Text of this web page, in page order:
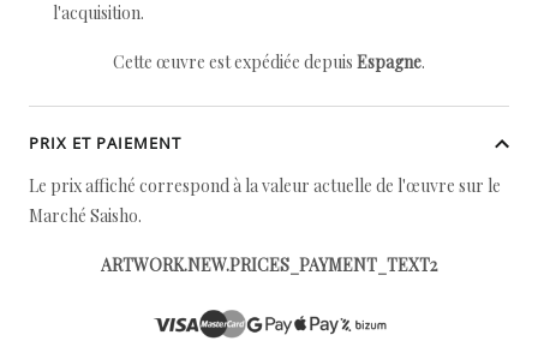
l'acquisition.
Cette œuvre est expédiée depuis Espagne.
PRIX ET PAIEMENT
Le prix affiché correspond à la valeur actuelle de l'œuvre sur le
Marché Saisho.
ARTWORK.NEW.PRICES_PAYMENT_TEXT2